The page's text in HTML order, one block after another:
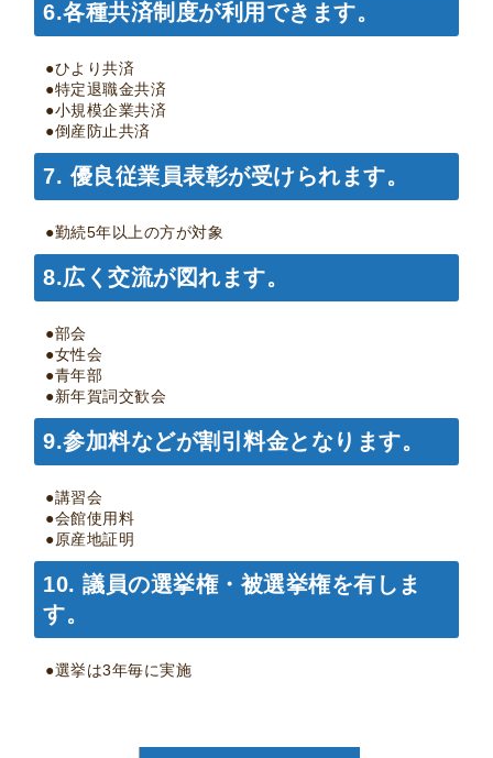
6.各種共済制度が利用できます。
●ひより共済
●特定退職金共済
●小規模企業共済
●倒産防止共済
7. 優良従業員表彰が受けられます。
●勤続5年以上の方が対象
8.広く交流が図れます。
●部会
●女性会
●青年部
●新年賀詞交歓会
9.参加料などが割引料金となります。
●講習会
●会館使用料
●原産地証明
10. 議員の選挙権・被選挙権を有しま
す。
●選挙は3年毎に実施